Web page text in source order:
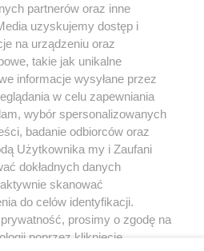
nie może być powielany i
w jakikolwiek sposób (w
na jakimkolwiek polu
włącznie z umieszczaniem w Internecie
Jakiekolwiek użycie lub
lub w części z naruszeniem prawa, tzn.
pod groźbą kary i może być ścigane
O nas
partnerów oraz inne
uzyskujemy dostęp i
na urządzeniu oraz
takie jak unikalne
informacje wysyłane przez
w celu zapewniania
wybór spersonalizowanych
badanie odbiorców oraz
Użytkownika my i Zaufani
dokładnych danych
skanować
do celów identyfikacji.
prosimy o zgodę na
poprzez kliknięcie